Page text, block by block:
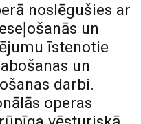
noslēgušies ar
un
īstenotie
un
darbi.
operas